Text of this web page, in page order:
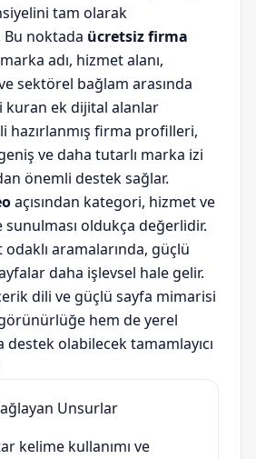
tam olarak
Bu noktada ücretsiz firma
adı, hizmet alanı,
sektörel bağlam arasında
kuran ek dijital alanlar
hazırlanmış firma profilleri,
ve daha tutarlı marka izi
önemli destek sağlar.
açısından kategori, hizmet ve
oldukça değerlidir.
odaklı aramalarında, güçlü
daha işlevsel hale gelir.
dili ve güçlü sayfa mimarisi
hem de yerel
destek olabilecek tamamlayıcı
Unsurlar
kelime kullanımı ve